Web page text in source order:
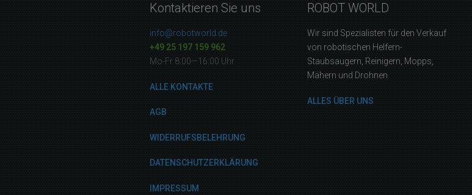
Kontaktieren Sie uns
info@robotworld.de
+49 25 197 159 962
Mo-Fr 8:00—16:00 Uhr
ALLE KONTAKTE
AGB
WIDERRUFSBELEHRUNG
DATENSCHUTZERKLÄRUNG
IMPRESSUM
ROBOT WORLD
Wir sind Spezialisten für den Verkauf
von robotischen Helfern-
Staubsaugern, Reinigern, Mopps,
Mähern und Drohnen
ALLES ÜBER UNS